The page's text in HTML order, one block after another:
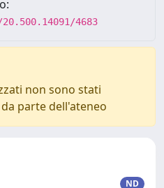
4683
non sono stati
parte dell'ateneo
ND